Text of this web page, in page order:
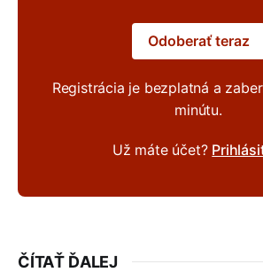
Odoberať teraz
Registrácia je bezplatná a
minútu.
Už máte účet?
ČÍTAŤ ĎALEJ